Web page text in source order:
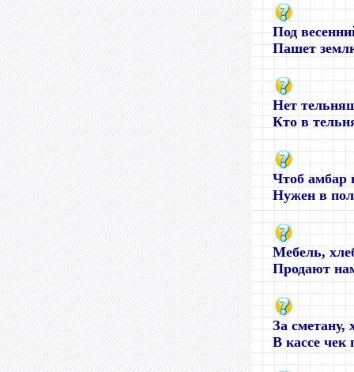
Под
Пашет
Нет
Кто в
Чтоб амбар
Нужен в
Мебель,
Продают
За сметану,
В кассе чек